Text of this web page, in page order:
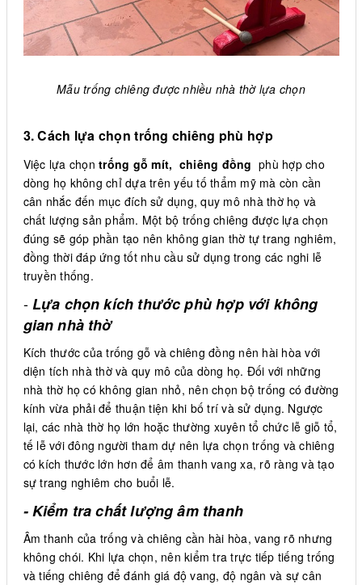
Mẫu trống chiêng được nhiều nhà thờ lựa chọn
3. Cách lựa chọn trống chiêng phù hợp
Việc lựa chọn trống gỗ mít, chiêng đồng phù hợp cho
dòng họ không chỉ dựa trên yếu tố thẩm mỹ mà còn cần
cân nhắc đến mục đích sử dụng, quy mô nhà thờ họ và
chất lượng sản phẩm. Một bộ trống chiêng được lựa chọn
đúng sẽ góp phần tạo nên không gian thờ tự trang nghiêm,
đồng thời đáp ứng tốt nhu cầu sử dụng trong các nghi lễ
truyền thống.
- Lựa chọn kích thước phù hợp với không
gian nhà thờ
Kích thước của trống gỗ và chiêng đồng nên hài hòa với
diện tích nhà thờ và quy mô của dòng họ. Đối với những
nhà thờ họ có không gian nhỏ, nên chọn bộ trống có đường
kính vừa phải để thuận tiện khi bố trí và sử dụng. Ngược
lại, các nhà thờ họ lớn hoặc thường xuyên tổ chức lễ giỗ tổ,
tế lễ với đông người tham dự nên lựa chọn trống và chiêng
có kích thước lớn hơn để âm thanh vang xa, rõ ràng và tạo
sự trang nghiêm cho buổi lễ.
- Kiểm tra chất lượng âm thanh
Âm thanh của trống và chiêng cần hài hòa, vang rõ nhưng
không chói. Khi lựa chọn, nên kiểm tra trực tiếp tiếng trống
và tiếng chiêng để đánh giá độ vang, độ ngân và sự cân